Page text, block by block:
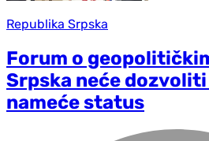
Republika Srpska
Forum o
Srpska neće dozvoliti
nameće status